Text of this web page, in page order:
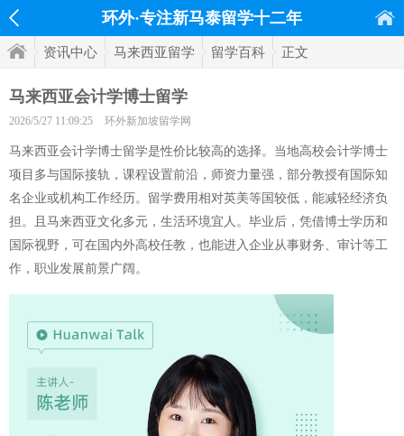
环外·专注新马泰留学十二年
资讯中心 马来西亚留学 留学百科 正文
马来西亚会计学博士留学
2026/5/27 11:09:25 环外新加坡留学网
马来西亚会计学博士留学是性价比较高的选择。当地高校会计学博士
项目多与国际接轨，课程设置前沿，师资力量强，部分教授有国际知
名企业或机构工作经历。留学费用相对英美等国较低，能减轻经济负
担。且马来西亚文化多元，生活环境宜人。毕业后，凭借博士学历和
国际视野，可在国内外高校任教，也能进入企业从事财务、审计等工
作，职业发展前景广阔。